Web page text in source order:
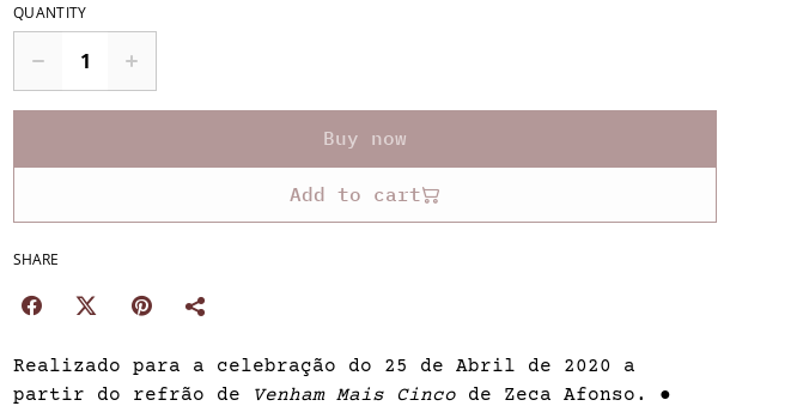
QUANTITY
Buy now
Add to cart
SHARE
Realizado para a celebração do 25 de Abril de 2020 a
partir do refrão de
Venham Mais Cinco de Zeca Afonso. ●